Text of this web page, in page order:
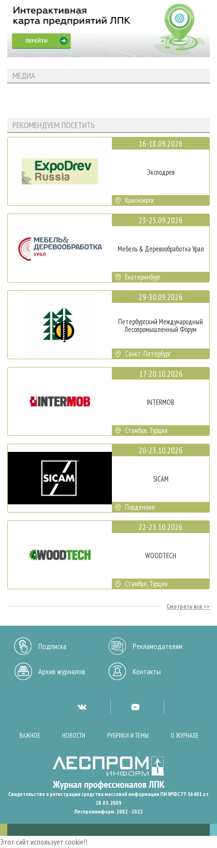
МЕДИА
РЕКОМЕНДУЕМ ПОСЕТИТЬ
16-18.09.2026
Эксподрев
Красноярск
23-25.09.2026
Мебель & Деревообработка Урал
Екатеринбург
29-30.09.2026
Петербургский Международный
Лесопромышленный Форум
Санкт-Петербург
17-20.10.2026
INTERMOB
Стамбул, Турция
20-23.10.2026
SICAM
Порденоне
22-25.10.2026
WOODTECH
Стамбул, Турция
Смотреть все
Подписка Рекламодателям
Архив журналов Контакты
ВАЖНОЕ НОВОСТИ РУБРИКИ И ТЕМЫ О ЖУРНАЛЕ
Свидетельство о регистрации средства массовой информации ПИ №ФС77-36401 от
28.05.2009
Леспроминформ. 2002 - 2022
Этот сайт использует cookie!!